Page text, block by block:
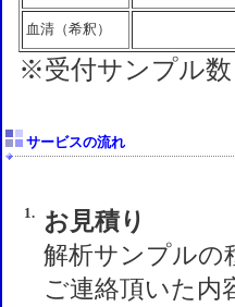
血清（希釈）
※受付サンプル数
サービスの流れ
1.
お見積り
解析サンプルの
ご連絡頂いた内